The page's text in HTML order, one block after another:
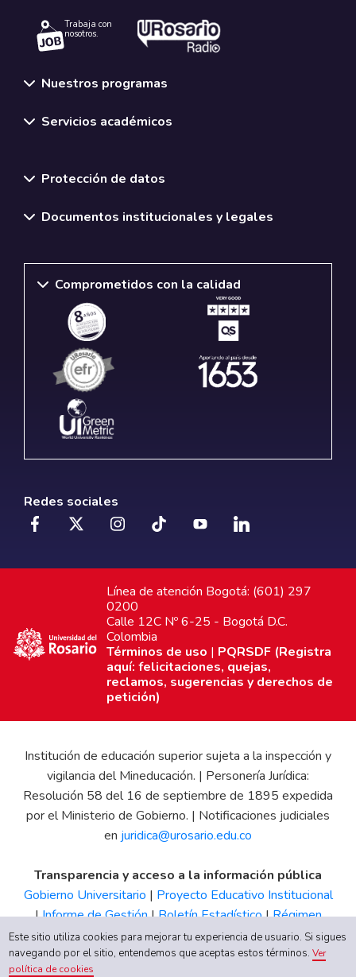
Trabaja con
nosotros.
Nuestros programas
Servicios académicos
Protección de datos
Documentos institucionales y legales
Comprometidos con la calidad
Redes sociales
Línea de atención Bogotá: (601) 297
0200
Calle 12C Nº 6-25 - Bogotá D.C.
Colombia
Términos de uso | PQRSDF (Registra
aquí: felicitaciones, quejas,
reclamos, sugerencias y derechos de
petición)
Institución de educación superior sujeta a la inspección y
vigilancia del Mineducación. | Personería Jurídica:
Resolución 58 del 16 de septiembre de 1895 expedida
por el Ministerio de Gobierno. | Notificaciones judiciales
en juridica@urosario.edu.co
Transparencia y acceso a la información pública
Gobierno Universitario | Proyecto Educativo Institucional
|Informe de Gestión|Boletín Estadístico|Régimen
Tributario|Estados Financieros |Código de Ética| Canal
de Integridad UR
Este sitio utiliza cookies para mejorar tu experiencia de usuario. Si sigues
navegando por el sitio, entendemos que aceptas estos términos.Ver
política de cookies